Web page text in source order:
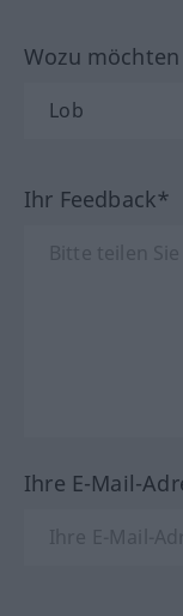
Wozu
Ihr Feedback*
Ihre E-Mail-